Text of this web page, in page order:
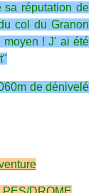
réputation de
col du Granon
moyen ! J' ai été
de dénivelé